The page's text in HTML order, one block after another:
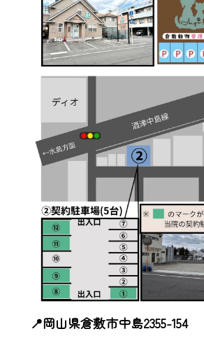
📍岡山県倉敷市中島2355-154